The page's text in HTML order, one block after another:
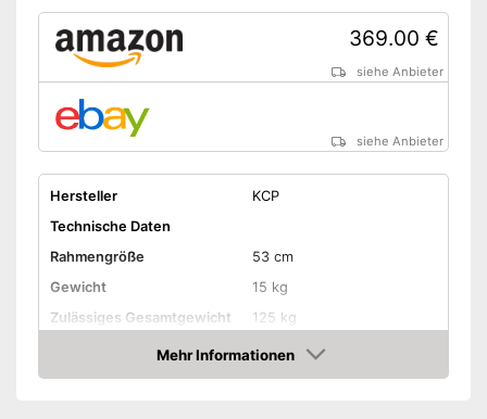
369.00 €
siehe Anbieter
siehe Anbieter
Hersteller
KCP
Technische Daten
Rahmengröße
53 cm
Gewicht
15 kg
Zulässiges Gesamtgewicht
125 kg
Material Rahmen
Stahl
Reifengröße
28 Zoll
Mehr Informationen
Amazon